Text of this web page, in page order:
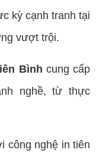
kỳ cạnh tranh tại
vượt trội.
Bình cung cấp
nghề, từ thực
công nghệ in tiên